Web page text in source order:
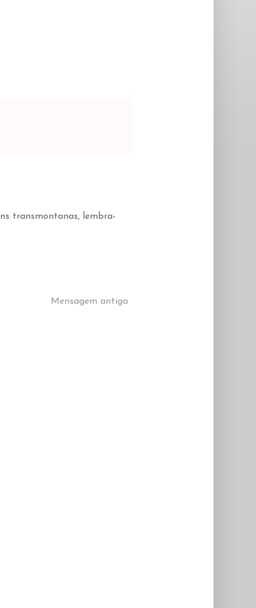
transmontanas, lembra-
Mensagem antiga